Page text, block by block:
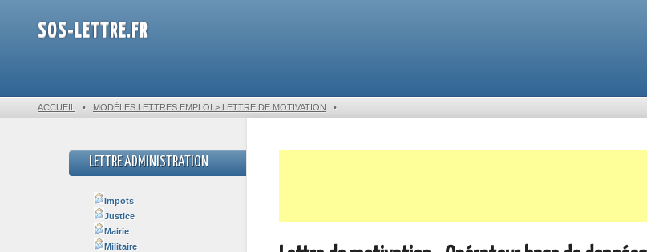
SOS-LETTRE.FR
ACCUEIL • MODÈLES LETTRES EMPLOI > LETTRE DE MOTIVATION •
LETTRE ADMINISTRATION
Impots
Justice
Mairie
Militaire